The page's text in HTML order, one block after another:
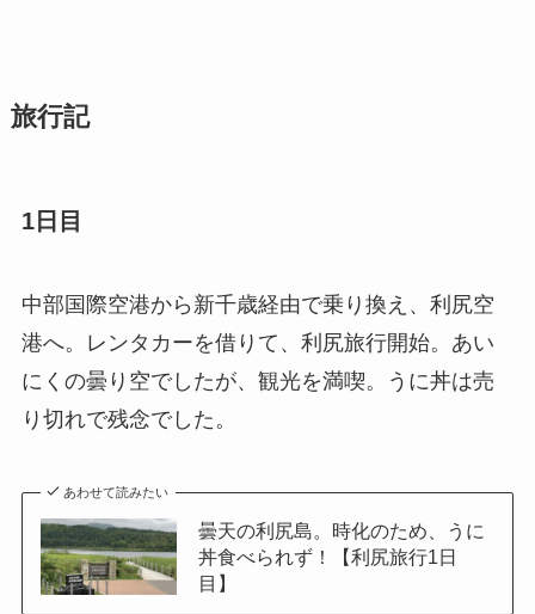
旅行記
1日目
中部国際空港から新千歳経由で乗り換え、利尻空
港へ。レンタカーを借りて、利尻旅行開始。あい
にくの曇り空でしたが、観光を満喫。うに丼は売
り切れで残念でした。
あわせて読みたい
曇天の利尻島。時化のため、うに
丼食べられず！【利尻旅行1日
目】